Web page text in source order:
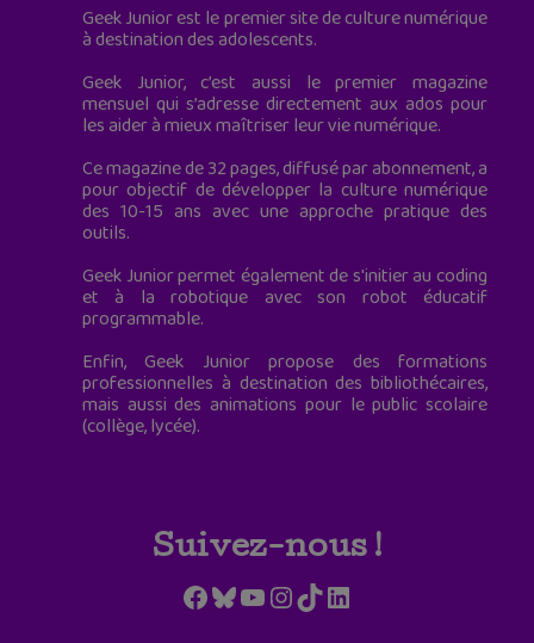
Geek Junior est le premier site de culture numérique
à destination des adolescents.
Geek Junior, c’est aussi le premier magazine
mensuel qui s’adresse directement aux ados pour
les aider à mieux maîtriser leur vie numérique.
Ce magazine de 32 pages, diffusé par abonnement, a
pour objectif de développer la culture numérique
des 10-15 ans avec une approche pratique des
outils.
Geek Junior permet également de s'initier au coding
et à la robotique avec son robot éducatif
programmable.
Enfin, Geek Junior propose des formations
professionnelles à destination des bibliothécaires,
mais aussi des animations pour le public scolaire
(collège, lycée).
Suivez-nous !
Facebook
Bluesky
YouTube
Instagram
TikTokLinkedIn